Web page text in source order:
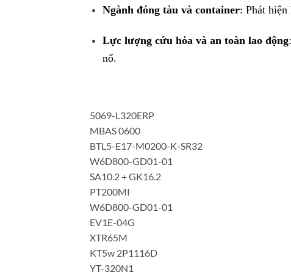
Ngành đóng tàu và container: Phát
Lực lượng cứu hỏa và an toàn lao động
nổ.
5069-L320ERP
MBAS 0600
BTL5-E17-M0200-K-SR32
W6D800-GD01-01
SA10.2 + GK16.2
PT200MI
W6D800-GD01-01
EV1E-04G
XTR65M
KT5w 2P1116D
YT-320N1